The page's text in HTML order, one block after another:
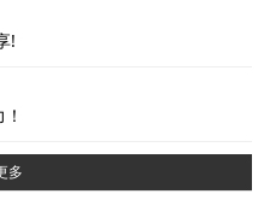
!
多